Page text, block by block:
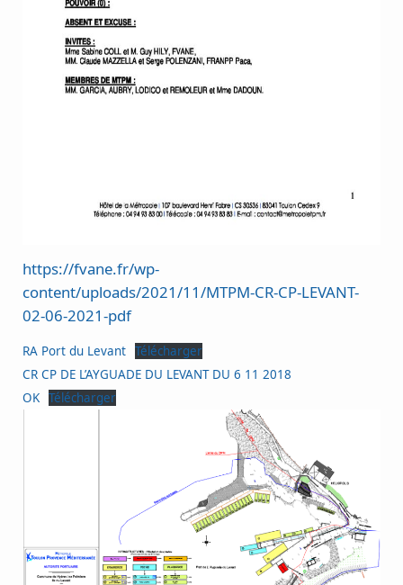
https://fvane.fr/wp-
content/uploads/2021/11/MTPM-CR-CP-LEVANT-
02-06-2021-pdf
RA Port du Levant Télécharger
CR CP DE L’AYGUADE DU LEVANT DU 6 11 2018
OK Télécharger